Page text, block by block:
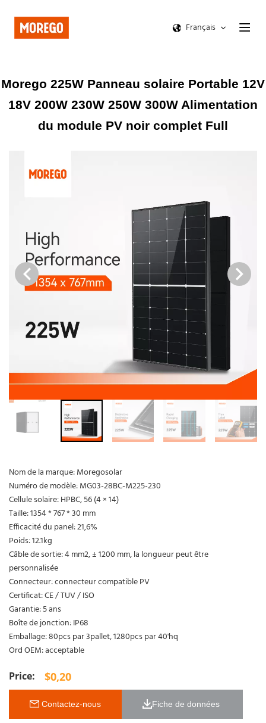
Français
Morego 225W Panneau solaire Portable 12V
18V 200W 230W 250W 300W Alimentation
du module PV noir complet Full
Nom de la marque: Moregosolar
Numéro de modèle: MG03-28BC-M225-230
Cellule solaire: HPBC, 56 (4 × 14)
Taille: 1354 * 767 * 30 mm
Efficacité du panel: 21,6%
Poids: 12.1kg
Câble de sortie: 4 mm2, ± 1200 mm, la longueur peut être
personnalisée
Connecteur: connecteur compatible PV
Certificat: CE / TUV / ISO
Garantie: 5 ans
Boîte de jonction: IP68
Emballage: 80pcs par 3pallet, 1280pcs par 40'hq
Ord OEM: acceptable
$0,20
Contactez-nous Fiche de données